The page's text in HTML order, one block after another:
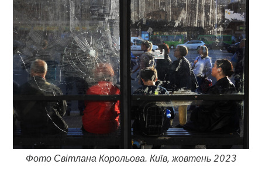
Фото Світлана Корольова. Київ, жовтень 2023